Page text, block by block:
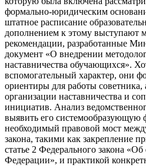
формально-юридическим
штатное расписание
дополнением к этому выступают
рекомендации, разработанные
документ «О внедрении
наставничества обучающихся».
вспомогательный характер, они
ориентиры для работы советника,
организации наставничества и
инициатив. Анализ
выявить его системообразующую
необходимый правовой мост
закона, такими как закрепление
статье 2 Федерального закона
Федерации», и практикой